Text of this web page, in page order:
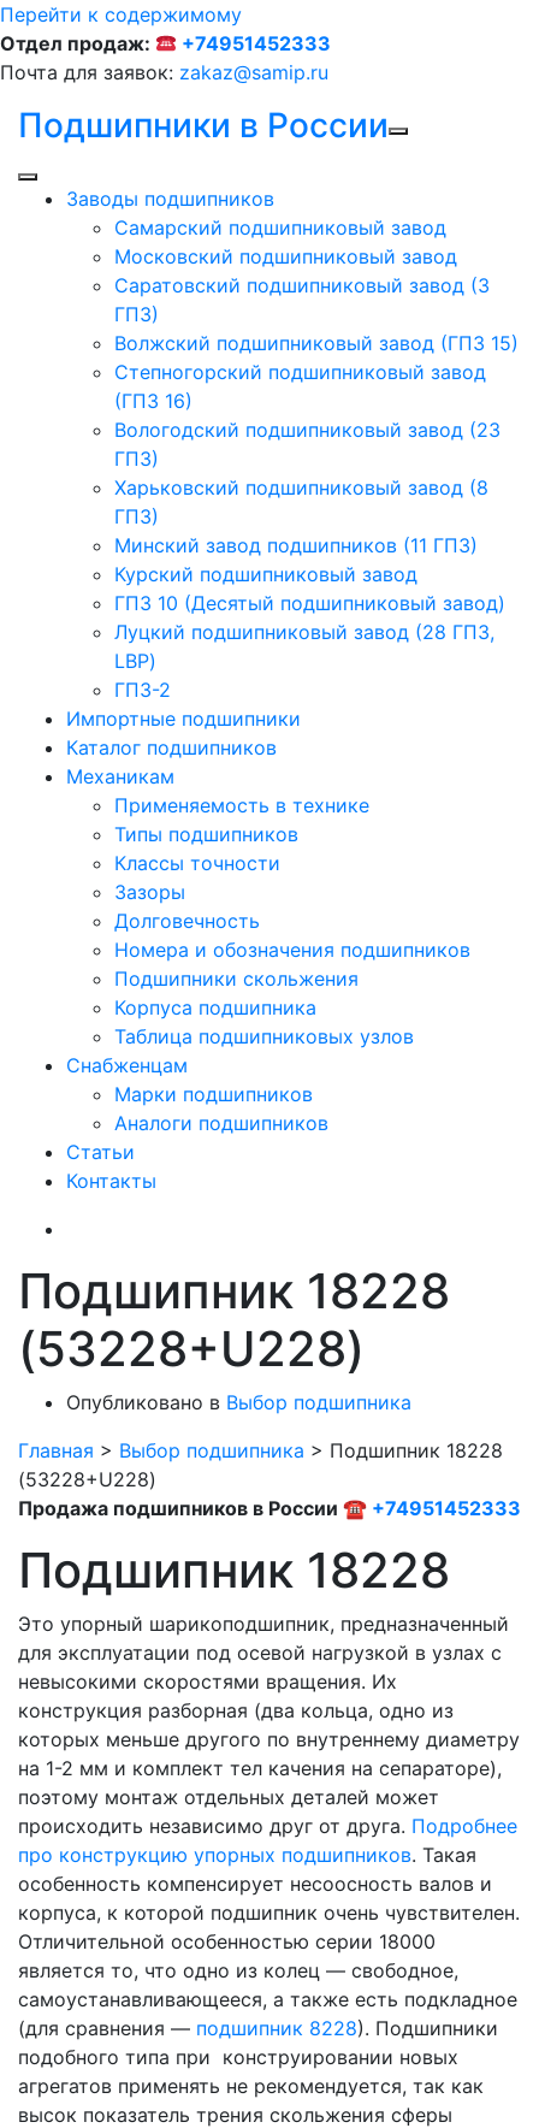
Перейти к содержимому
Отдел продаж:
+74951452333
Почта для заявок: zakaz@samip.ru
Подшипники в России
Заводы подшипников
Cамарский подшипниковый завод
Московский подшипниковый завод
Саратовский подшипниковый завод (3
ГПЗ)
Волжский подшипниковый завод (ГПЗ 15)
Степногорский подшипниковый завод
(ГПЗ 16)
Вологодский подшипниковый завод (23
ГПЗ)
Харьковский подшипниковый завод (8
ГПЗ)
Минский завод подшипников (11 ГПЗ)
Курский подшипниковый завод
ГПЗ 10 (Десятый подшипниковый завод)
Луцкий подшипниковый завод (28 ГПЗ,
LBP)
ГПЗ-2
Импортные подшипники
Каталог подшипников
Механикам
Применяемость в технике
Типы подшипников
Классы точности
Зазоры
Долговечность
Номера и обозначения подшипников
Подшипники скольжения
Корпуса подшипника
Таблица подшипниковых узлов
Снабженцам
Марки подшипников
Аналоги подшипников
Статьи
Контакты
Подшипник 18228
(53228+U228)
Опубликовано в Выбор подшипника
Главная > Выбор подшипника > Подшипник 18228
(53228+U228)
Продажа подшипников в России ☎ +74951452333
Подшипник 18228
Это упорный шарикоподшипник, предназначенный
для эксплуатации под осевой нагрузкой в узлах с
невысокими скоростями вращения. Их
конструкция разборная (два кольца, одно из
которых меньше другого по внутреннему диаметру
на 1-2 мм и комплект тел качения на сепараторе),
поэтому монтаж отдельных деталей может
происходить независимо друг от друга. Подробнее
про конструкцию упорных подшипников. Такая
особенность компенсирует несоосность валов и
корпуса, к которой подшипник очень чувствителен.
Отличительной особенностью серии 18000
является то, что одно из колец — свободное,
самоустанавливающееся, а также есть подкладное
(для сравнения — подшипник 8228). Подшипники
подобного типа при конструировании новых
агрегатов применять не рекомендуется, так как
высок показатель трения скольжения сферы